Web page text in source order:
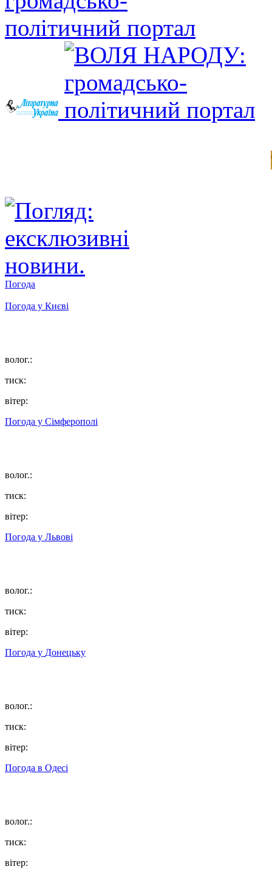
Погода
Погода у Києві
волог.:
тиск:
вітер:
Погода у Сімферополі
волог.:
тиск:
вітер:
Погода у Львові
волог.:
тиск:
вітер:
Погода у Донецьку
волог.:
тиск:
вітер:
Погода в Одесі
волог.:
тиск:
вітер: